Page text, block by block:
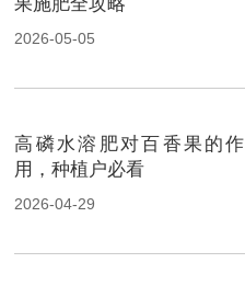
2026-05-05
高磷水溶肥对百香果的作
用，种植户必看
2026-04-29